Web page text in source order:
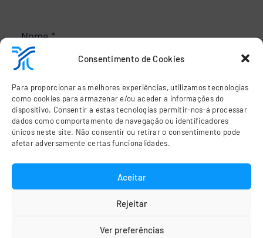
Consentimento de Cookies
Para proporcionar as melhores experiências, utilizamos tecnologias
como cookies para armazenar e/ou aceder a informações do
dispositivo. Consentir a estas tecnologias permitir-nos-á processar
dados como comportamento de navegação ou identificadores
únicos neste site. Não consentir ou retirar o consentimento pode
afetar adversamente certas funcionalidades.
Aceitar
Rejeitar
Ver preferências